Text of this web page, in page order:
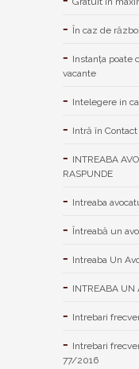
În caz de
Instanța poate
vacante
Intelegere in
Intră în
INTREABA
RASPUNDE
Intreaba
Întreabă un
Intreaba Un
INTREABA UN
Intrebari
Intrebari
77/2016